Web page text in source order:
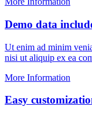
Demo data
Ut enim ad minim
nisi ut aliquip ex ea
More Information
Easy